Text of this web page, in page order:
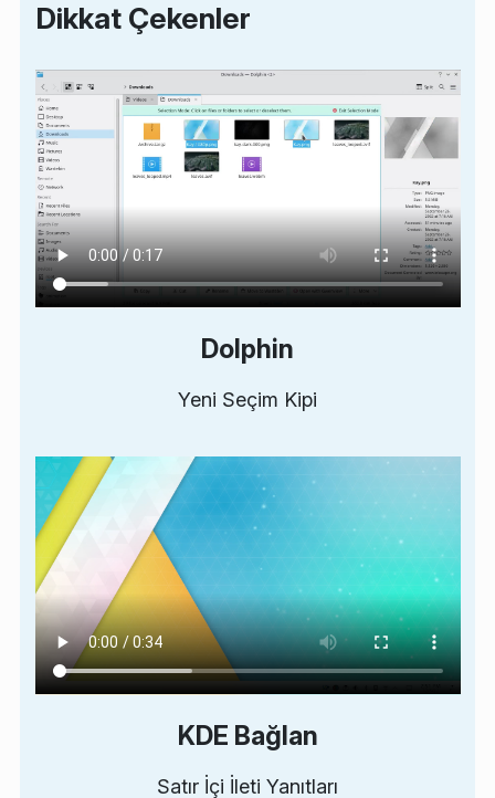
Dikkat Çekenler
Dolphin
Yeni Seçim Kipi
KDE Bağlan
Satır İçi İleti Yanıtları